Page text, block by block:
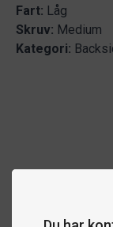
Fart: Låg
Skruv: Medium
Kategori: